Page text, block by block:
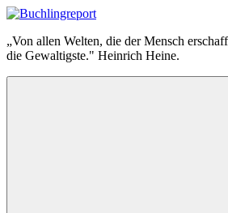
Zum
springen
Buchlingreport
„Von allen Welten, die der Mensch
die Gewaltigste." Heinrich Heine.